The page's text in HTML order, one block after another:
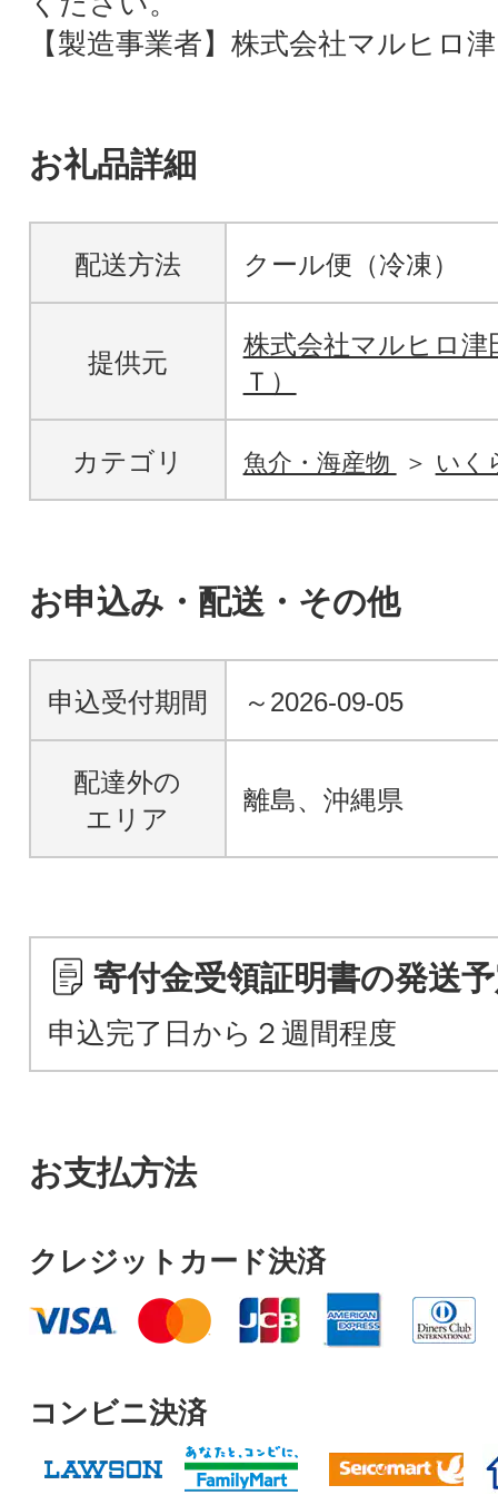
【製造事業者】株式会社マルヒロ
お礼品詳細
配送方法 クール便（冷凍）
提供元
株式会社マルヒロ津
Ｔ）
カテゴリ 魚介・海産物 いく
お申込み・配送・その他
申込受付期間 ～2026-09-05
配達外の
エリア
離島、沖縄県
寄付金受領証明書の発送
申込完了日から２週間程度
お支払方法
クレジットカード決済
コンビニ決済